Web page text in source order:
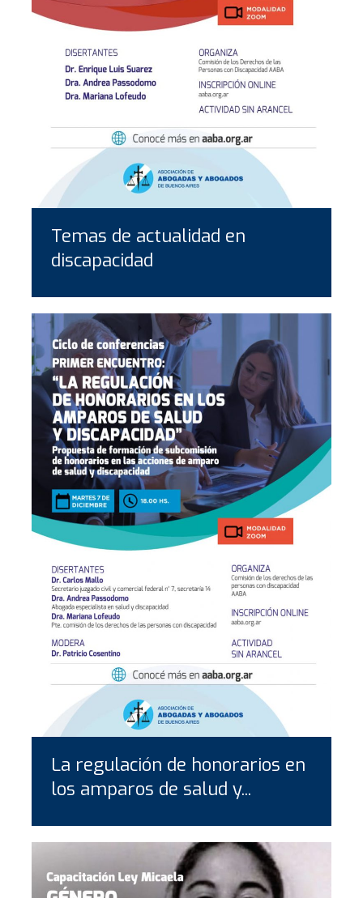
Temas de actualidad en
discapacidad
La regulación de honorarios en
los amparos de salud y...